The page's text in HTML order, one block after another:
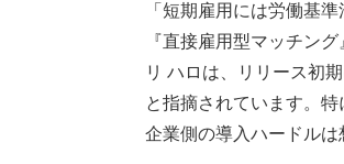
「短期雇用には労働基
『直接雇用型マッチン
リ ハロは、リリース初
と指摘されています。
企業側の導入ハードルは